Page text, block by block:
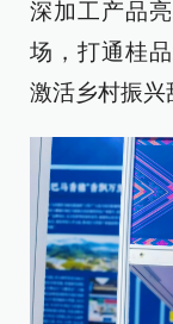
深加工产品
场，打通桂
激活乡村振兴